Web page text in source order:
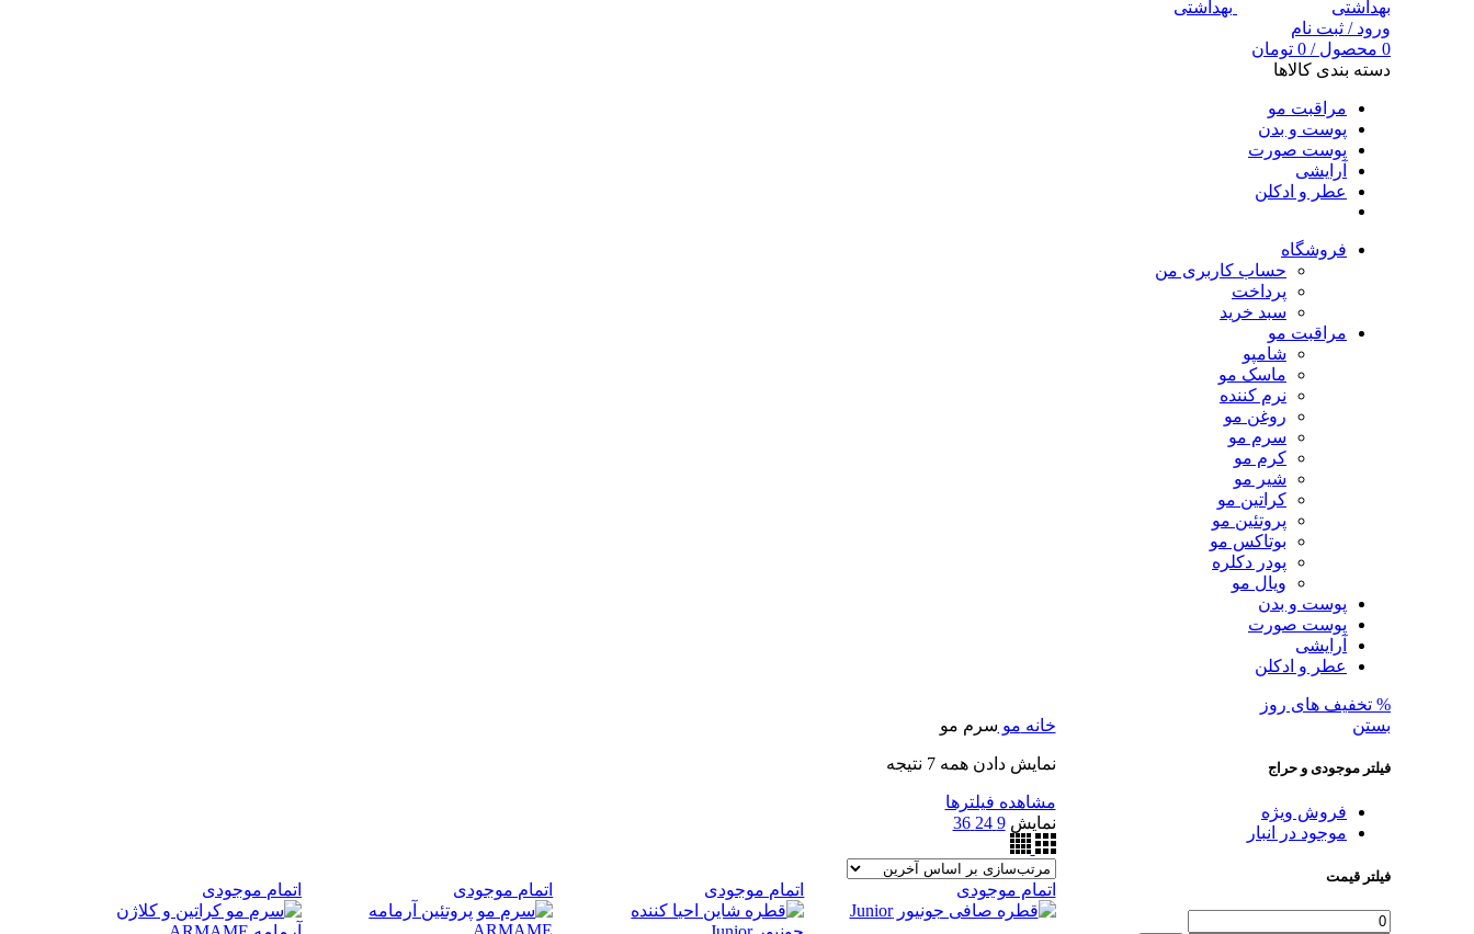
ورود / ثبت نام
0 محصول /
0 تومان
دسته بندی کالاها
مراقبت مو
پوست و بدن
پوست صورت
آرایشی
عطر و ادکلن
فروشگاه
حساب کاربری من
پرداخت
سبد خرید
مراقبت مو
شامپو
ماسک مو
نرم کننده
روغن مو
سرم مو
کرم مو
شیر مو
کراتین مو
پروتئین مو
بوتاکس مو
پودر دکلره
ویال مو
پوست و بدن
پوست صورت
آرایشی
عطر و ادکلن
% تخفیف های روز
بستن
فیلتر موجودی و حراج
فروش ویژه
موجود در انبار
فیلتر قیمت
خانه مو سرم مو
نمایش دادن همه 7 نتیجه
مشاهده فیلترها
نمایش9
24
36
اتمام موجودی اتمام موجودی اتمام موجودی اتمام موجودی